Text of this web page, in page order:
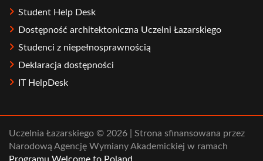
Student Help Desk
Dostępność architektoniczna Uczelni Łazarskiego
Studenci z niepełnosprawnością
Deklaracja dostępności
IT HelpDesk
Uczelnia Łazarskiego © 2026 | Strona sfinansowana przez
Narodową Agencję Wymiany Akademickiej w ramach
Programu Welcome to Poland